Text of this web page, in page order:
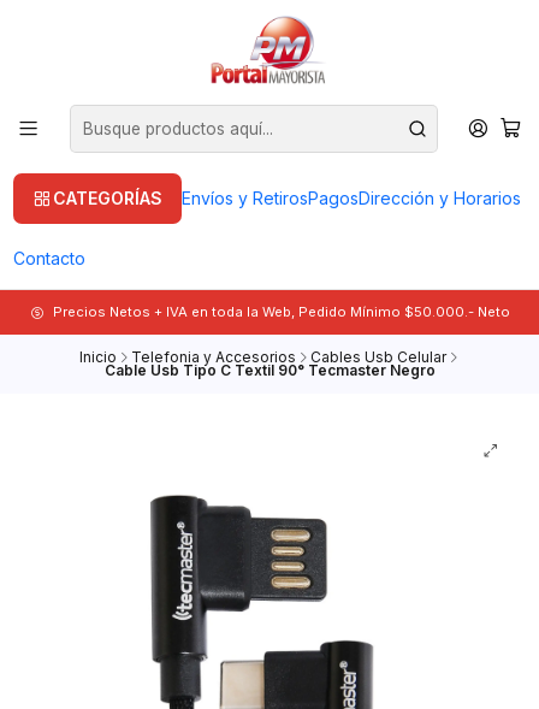
CATEGORÍAS Envíos y RetirosPagosDirección y Horarios
Contacto
Precios Netos + IVA en toda la Web, Pedido Mínimo $50.000.- Neto
Inicio Telefonia y Accesorios Cables Usb Celular
Cable Usb Tipo C Textil 90° Tecmaster Negro